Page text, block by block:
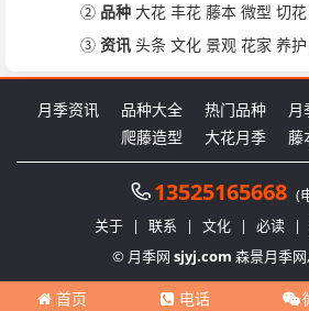
② 品种 大花 丰花 藤本 微型 切花
③ 资讯 头条 文化 景观 花家 养护
月季资讯 品种大全 热门品种 月
爬藤造型
大花月季 藤
13525165668 (
关于
| 联系 | 文化 | 必读 |
© 月季网 sjyj.com 森景月季
首页 电话